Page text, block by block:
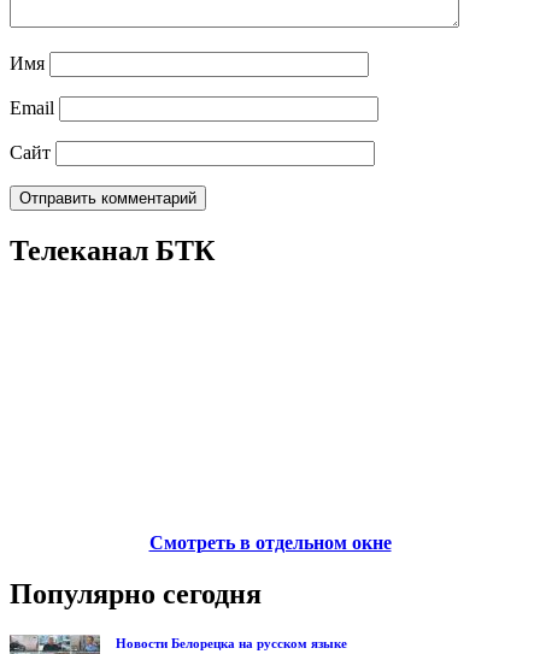
Имя
Email
Сайт
Телеканал БТК
Смотреть в отдельном окне
Популярно сегодня
Новости Белорецка на русском языке